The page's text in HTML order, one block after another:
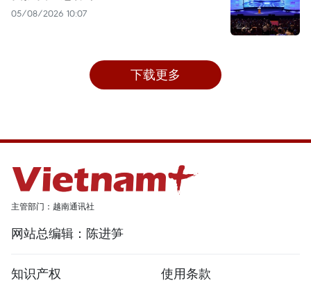
05/08/2026 10:07
下载更多
主管部门：越南通讯社
网站总编辑：陈进笋
知识产权 使用条款